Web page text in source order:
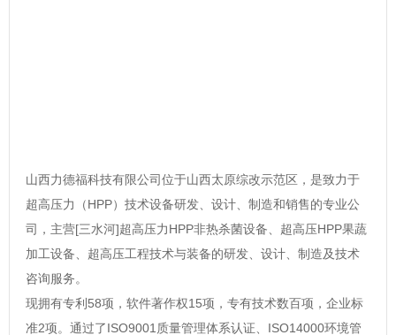
山西力德福科技有限公司位于山西太原综改示范区，是致力于
超高压力（HPP）技术设备研发、设计、制造和销售的专业公
司，主营[三水河]超高压力HPP非热杀菌设备、超高压HPP果蔬
加工设备、超高压工程技术与装备的研发、设计、制造及技术
咨询服务。
现拥有专利58项，软件著作权15项，专有技术数百项，企业标
准2项。通过了ISO9001质量管理体系认证、ISO14000环境管